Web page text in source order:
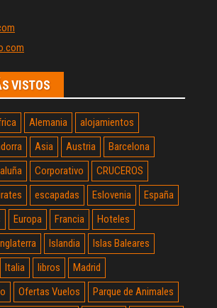
VISTOS
Alemania
alojamientos
Asia Austria
Barcelona
Corporativo
CRUCEROS
escapadas Eslovenia
España
Europa Francia
Hoteles
Islandia
Islas Baleares
Italia libros
Madrid
Ofertas Vuelos
Parque de Animales